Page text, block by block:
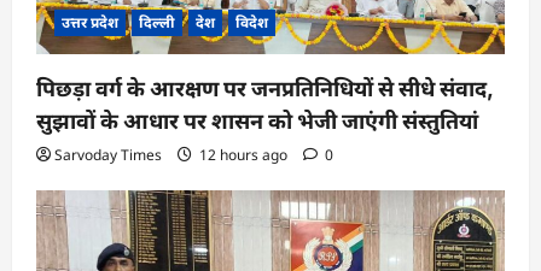
उत्तर प्रदेश दिल्ली देश विदेश
पिछड़ा वर्ग के आरक्षण पर जनप्रतिनिधियों से सीधे संवाद,
सुझावों के आधार पर शासन को भेजी जाएंगी संस्तुतियां
Sarvoday Times 12 hours ago 0